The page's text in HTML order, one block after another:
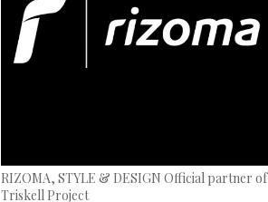
RIZOMA, STYLE & DESIGN Official partner of
Triskell Project